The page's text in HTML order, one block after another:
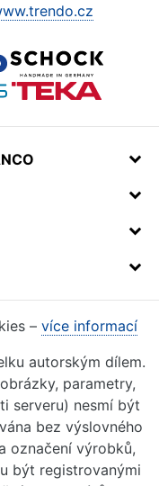
– více informací
autorským dílem.
parametry,
serveru) nesmí být
bez výslovného
označení výrobků,
být registrovanými